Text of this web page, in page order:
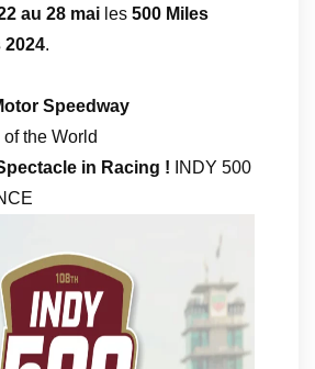
au 28 mai les 500 Miles
2024.
Speedway
the World
in Racing ! INDY 500